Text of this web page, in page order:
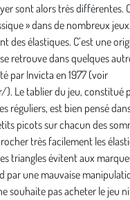
sont alors très différentes.
» dans de nombreux
des élastiques. C’est une
retrouve dans quelques
par Invicta en 1977 (voir
Le tablier du jeu, constitué
réguliers, est bien pensé
picots sur chacun des
très facilement les
triangles évitent aux
par une mauvaise
souhaite pas acheter le jeu ni